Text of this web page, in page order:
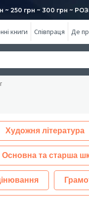
~ 250 грн ~ 300 грн ~
книги Співпраця Де
Художня література
Основна та старша